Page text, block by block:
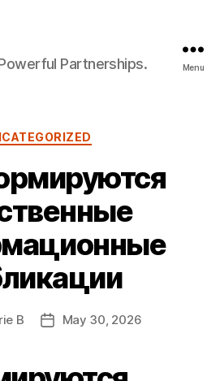
Partnerships. Menu
Categories
B
PostMay 30, 2026